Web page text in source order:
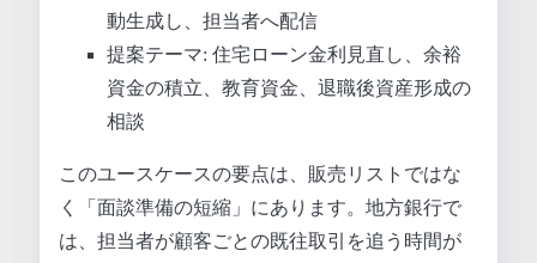
動生成し、担当者へ配信
提案テーマ: 住宅ローン金利見直し、余裕
資金の積立、教育資金、退職後資産形成の
相談
このユースケースの要点は、販売リストではな
く「面談準備の短縮」にあります。地方銀行で
は、担当者が顧客ごとの既往取引を追う時間が